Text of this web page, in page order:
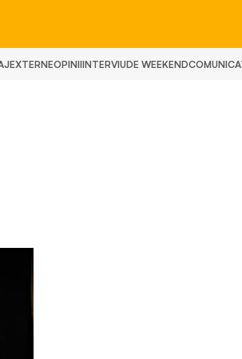
EXTERNEOPINIIINTERVIUDE WEEKEND